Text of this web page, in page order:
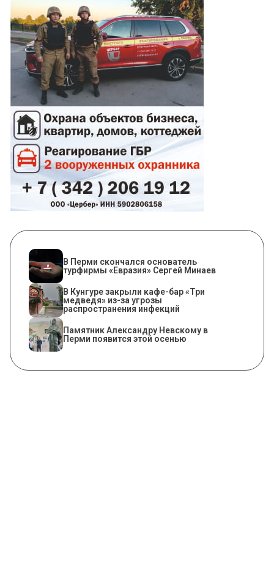
В Перми скончался основатель
турфирмы «Евразия» Сергей Минаев
​В Кунгуре закрыли кафе-бар «Три
медведя» из-за угрозы
распространения инфекций
​Памятник Александру Невскому в
Перми появится этой осенью